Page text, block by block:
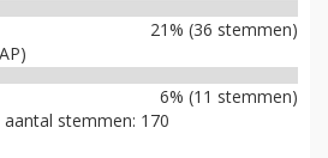
21% (36 stemmen)
6% (11 stemmen)
stemmen: 170